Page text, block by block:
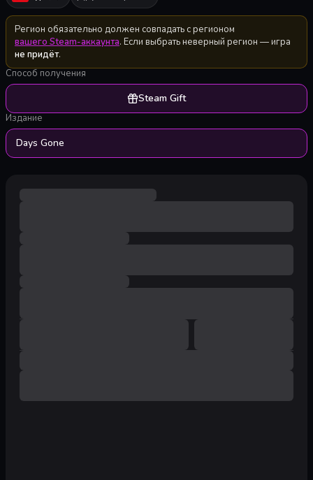
Регион обязательно должен совпадать с регионом
вашего Steam-аккаунта. Если выбрать неверный регион — игра
не придёт.
Способ получения
Steam Gift
Издание
Days Gone